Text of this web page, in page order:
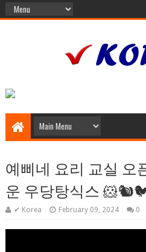
예삐네 요리 교실 오
운 우당탕식스
✔ Korea February 09, 2024 0